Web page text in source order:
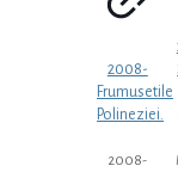
2008-
Frumusetile
Polineziei.
2008-